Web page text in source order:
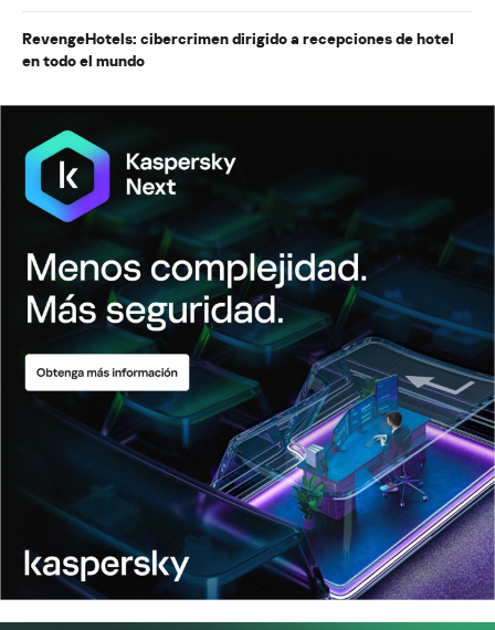
RevengeHotels: cibercrimen dirigido a recepciones de hotel
en todo el mundo